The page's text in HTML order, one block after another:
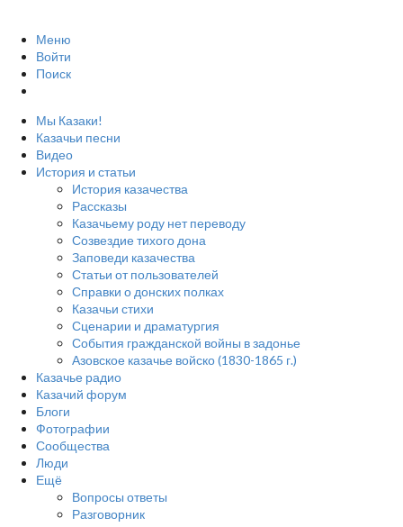
Меню
Войти
Поиск
Мы Казаки!
Казачьи песни
Видео
История и статьи
История казачества
Рассказы
Казачьему роду нет переводу
Созвездие тихого дона
Заповеди казачества
Статьи от пользователей
Справки о донских полках
Казачьи стихи
Сценарии и драматургия
События гражданской войны в задонье
Азовское казачье войско (1830-1865 г.)
Казачье радио
Казачий форум
Блоги
Фотографии
Сообщества
Люди
Ещё
Вопросы ответы
Разговорник